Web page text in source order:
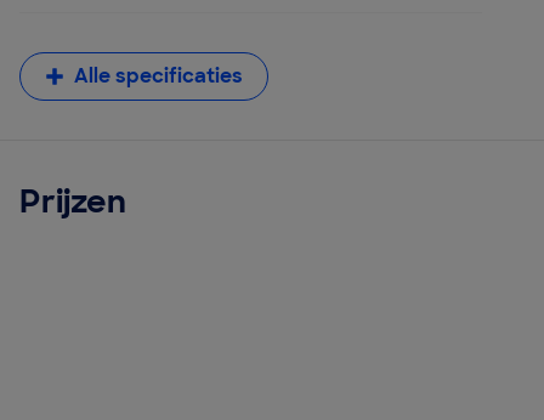
Alle specificaties
Prijzen